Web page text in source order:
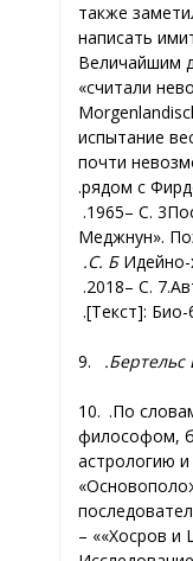
также
написать
Величайшим
считали
испытание
почти
рядом с
1965.– С. 32-
Меджнун».
С. Б.
2018.– С. 7
[Текст]:
9. Бертельс
10. По
философом,
астрологию
«Хосров и